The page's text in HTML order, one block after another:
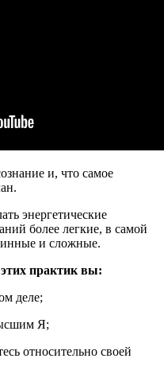
и, что самое
энергетические
более легкие, в самой
и сложные.
практик вы:
деле;
Я;
относительно своей